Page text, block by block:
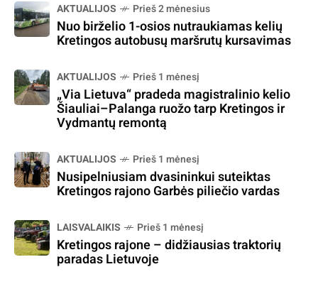
AKTUALIJOS Prieš 2 mėnesius
Nuo birželio 1-osios nutraukiamas kelių
Kretingos autobusų maršrutų kursavimas
AKTUALIJOS Prieš 1 mėnesį
„Via Lietuva“ pradeda magistralinio kelio
Šiauliai–Palanga ruožo tarp Kretingos ir
Vydmantų remontą
AKTUALIJOS Prieš 1 mėnesį
Nusipelniusiam dvasininkui suteiktas
Kretingos rajono Garbės piliečio vardas
LAISVALAIKIS Prieš 1 mėnesį
Kretingos rajone – didžiausias traktorių
paradas Lietuvoje